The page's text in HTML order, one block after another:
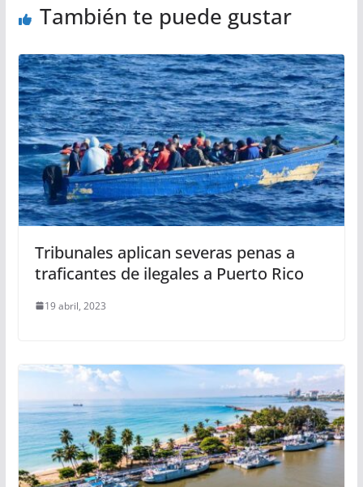
También te puede gustar
Tribunales aplican severas penas a
traficantes de ilegales a Puerto Rico
19 abril, 2023